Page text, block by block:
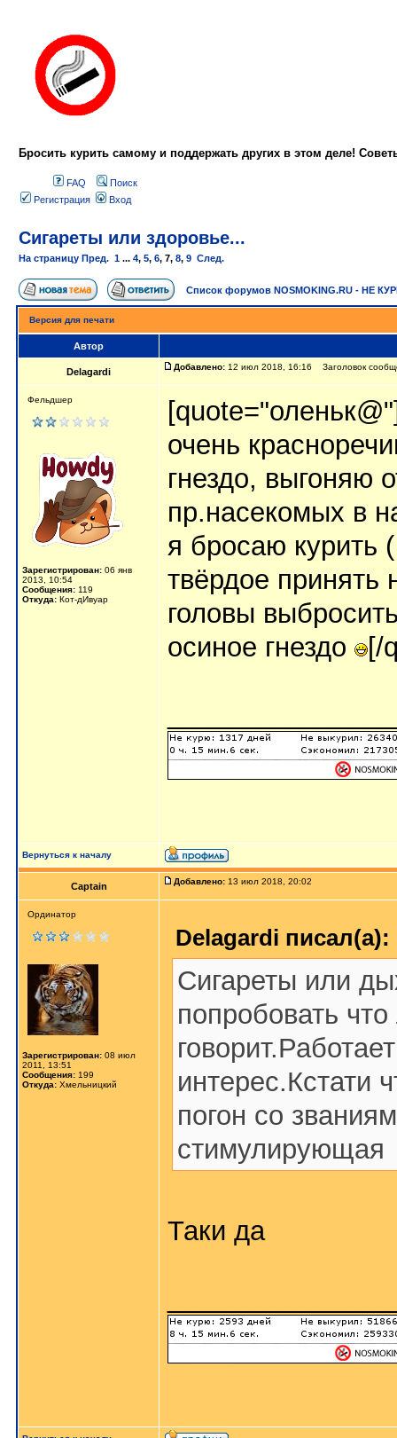
Бросить курить самому и поддержать других в этом деле!
FAQ
Поиск
Регистрация
Вход
Сигареты или здоровье...
На страницу Пред. 1 ... 4, 5, 6, 7, 8, 9 След.
Список форумов NOSMOKING.RU - НЕ
Версия для печати
Автор
Delagardi Добавлено: 12 июл 2018, 16:16 Заголовок
Фельдшер
Зарегистрирован: 06 янв
2013, 10:54
Сообщения: 119
Откуда: Кот-дИвуар
очень
гнездо, выгоняю
пр.насекомых в
я бросаю курить
твёрдое принять
головы
осиное гнездо
[/
Вернуться к началу
Captain Добавлено: 13 июл 2018, 20:02
Ординатор
Зарегистрирован: 08 июл
2011, 13:51
Сообщения: 199
Откуда: Хмельницкий
Delagardi писал(а):
Сигареты или
попробовать
интерес.Кстати
погон со
стимулирующая
Таки да